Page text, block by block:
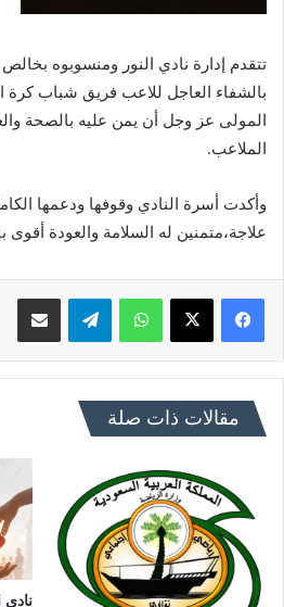
تتقدم إدارة نادي النور ومنسوبوه
بالشفاء العاجل للاعب فريق شباب كرة
المولى عز وجل أن يمن عليه بالصحة
الملاعب.
وأكدت أسرة النادي وقوفها ودعمها
علاجة،متمنين له السلامة والعودة أقوى
فيسبوك X واتساب تيلقرام
مقالات ذات صلة
نادي